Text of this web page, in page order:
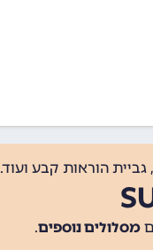
הוראות קבע ועוד.
מסלולים נוספים.